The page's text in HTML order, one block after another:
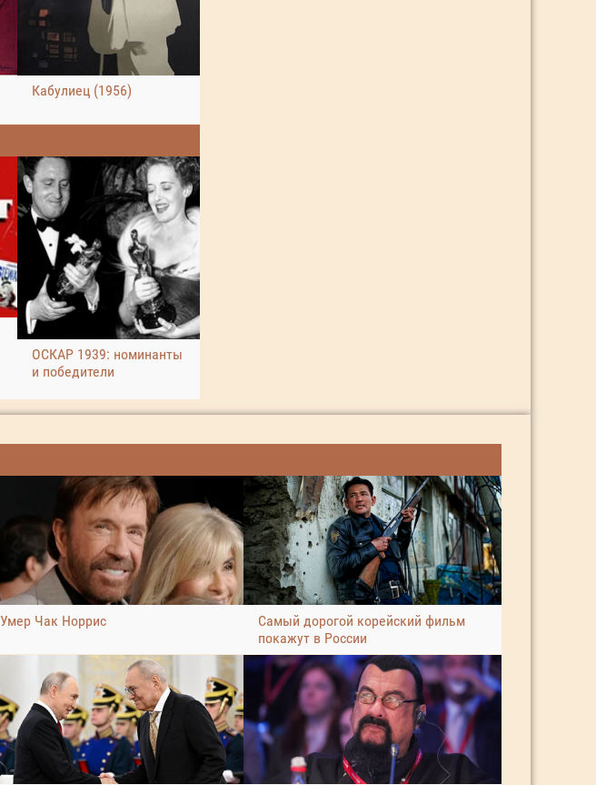
Кабулиец (1956)
ОСКАР 1939: номинанты
и победители
Умер Чак Норрис
Самый дорогой корейский фильм
покажут в России